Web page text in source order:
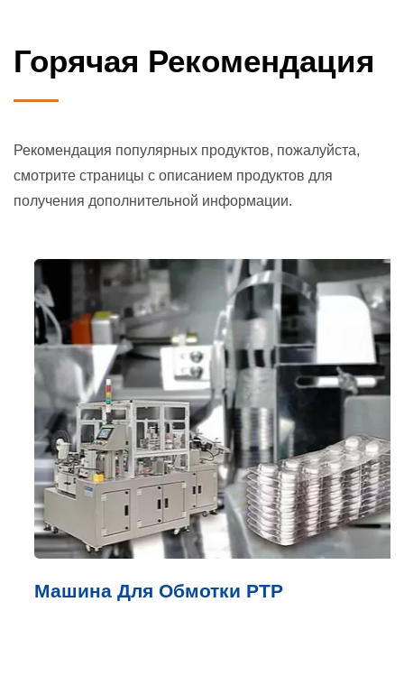
Горячая Рекомендация
Рекомендация популярных продуктов, пожалуйста,
смотрите страницы с описанием продуктов для
получения дополнительной информации.
Машина Для Обмотки PTP